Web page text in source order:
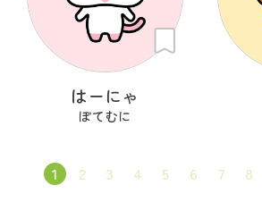
はーにゃ
ぽてむに
1 2 3 4 5 6 7 8